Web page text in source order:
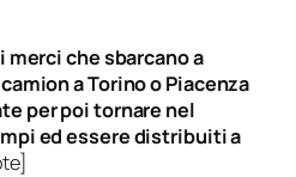
merci che sbarcano a
a Torino o Piacenza
per poi tornare nel
ed essere distribuiti a